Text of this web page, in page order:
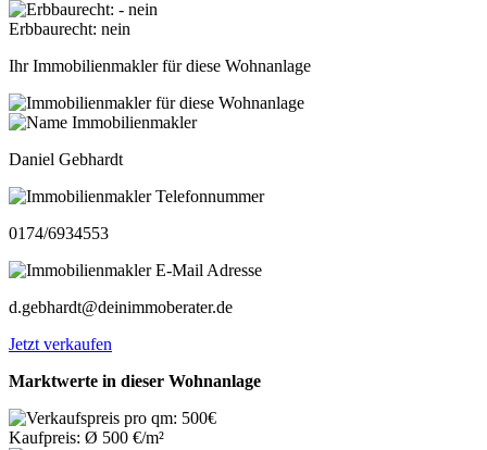
Erbbaurecht: nein
Ihr Immobilienmakler für diese Wohnanlage
Daniel Gebhardt
0174/6934553
d.gebhardt@deinimmoberater.de
Jetzt verkaufen
Marktwerte in dieser Wohnanlage
Kaufpreis: Ø 500 €/m²